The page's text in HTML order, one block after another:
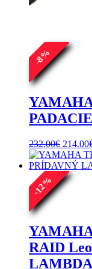
-
8
%
232.00€
cena
bola:
232.00€.
214.00
-
12
%
RAID